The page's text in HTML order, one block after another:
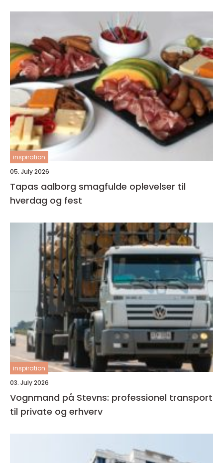
inspiration
05. July 2026
Tapas aalborg smagfulde oplevelser til
hverdag og fest
inspiration
03. July 2026
Vognmand på Stevns: professionel transport
til private og erhverv